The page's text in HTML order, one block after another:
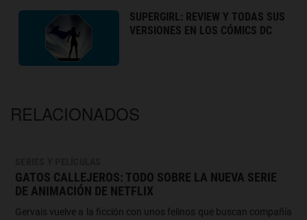
SUPERGIRL: REVIEW Y TODAS SUS
VERSIONES EN LOS CÓMICS DC
RELACIONADOS
GATOS CALLEJEROS: TODO SOBRE LA NUEVA SERIE
DE ANIMACIÓN DE NETFLIX
Gervais vuelve a la ficción con unos felinos que buscan compañía